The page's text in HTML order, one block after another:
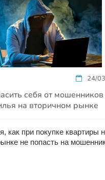
24/
себя от
на вторичном рынке
как при покупке квартиры
не попасть на